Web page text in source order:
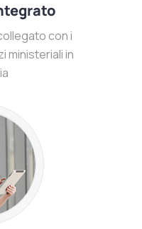
con i
ministeriali in